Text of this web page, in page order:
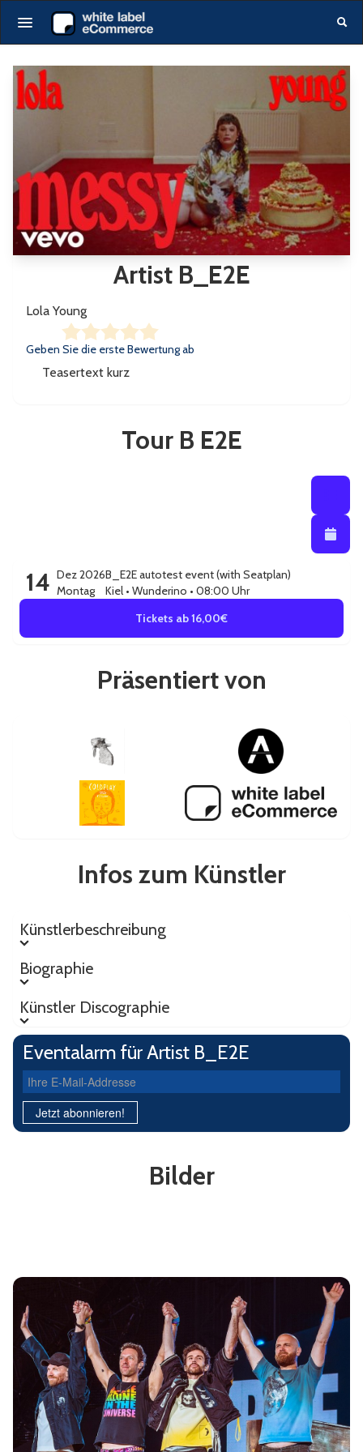
Startseite
Alle Events
DE |EN
Artist B_E2E
Lola Young
Geben Sie die erste Bewertung ab
Teasertext kurz
Tour B E2E
14 Dez 2026
Montag
B_E2E autotest event (with Seatplan)
Kiel • Wunderino • 08:00 Uhr
Tickets ab 16,00€
Präsentiert von
Infos zum Künstler
Künstlerbeschreibung
Biographie
Künstler Discographie
Eventalarm für Artist B_E2E
Ihre E-Mail-Addresse
Jetzt abonnieren!
Bilder